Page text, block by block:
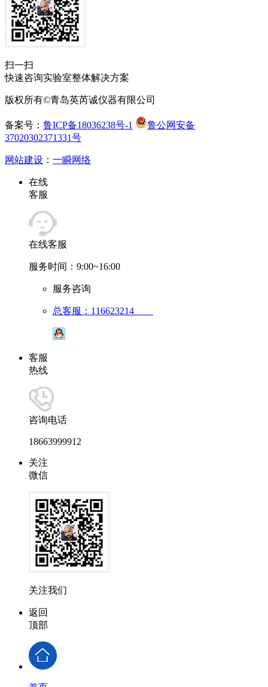
扫一扫
快速咨询实验室整体解决方案
版权所有©青岛英芮诚仪器有限公司
备案号： 鲁ICP备18036238号-1
鲁公网安备
37020302371331号
网站建设 ： 一瞬网络
在线
客服
在线客服
服务时间：9:00~16:00
服务咨询
总客服：116623214
客服
热线
咨询电话
18663999912
关注
微信
关注我们
返回
顶部